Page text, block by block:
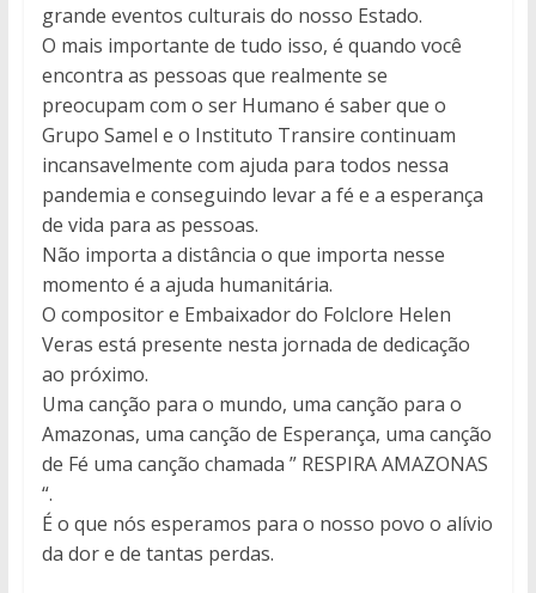
grande eventos culturais do nosso Estado.
O mais importante de tudo isso, é quando você
encontra as pessoas que realmente se
preocupam com o ser Humano é saber que o
Grupo Samel e o Instituto Transire continuam
incansavelmente com ajuda para todos nessa
pandemia e conseguindo levar a fé e a esperança
de vida para as pessoas.
Não importa a distância o que importa nesse
momento é a ajuda humanitária.
O compositor e Embaixador do Folclore Helen
Veras está presente nesta jornada de dedicação
ao próximo.
Uma canção para o mundo, uma canção para o
Amazonas, uma canção de Esperança, uma canção
de Fé uma canção chamada ” RESPIRA AMAZONAS
“.
É o que nós esperamos para o nosso povo o alívio
da dor e de tantas perdas.